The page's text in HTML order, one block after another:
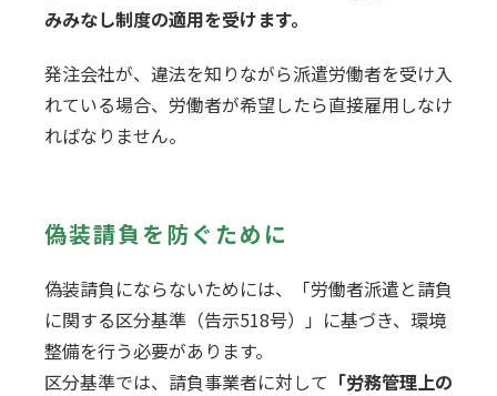
みみなし制度の適用を受けます。
発注会社が、違法を知りながら派遣労働者を受け入
れている場合、労働者が希望したら直接雇用しなけ
ればなりません。
偽装請負を防ぐために
偽装請負にならないためには、「労働者派遣と請負
に関する区分基準（告示518号）」に基づき、環境
整備を行う必要があります。
区分基準では、請負事業者に対して 「労務管理上の